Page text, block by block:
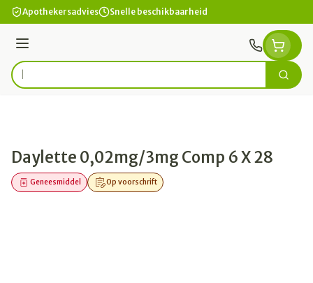
Ga naar de inhoud
Apothekersadvies Snelle beschikbaarheid
Menu
Product, merk, categorie... Zoek
Daylette 0,02mg/3mg Comp 6 X 28
Op voorschrift
Geneesmiddel